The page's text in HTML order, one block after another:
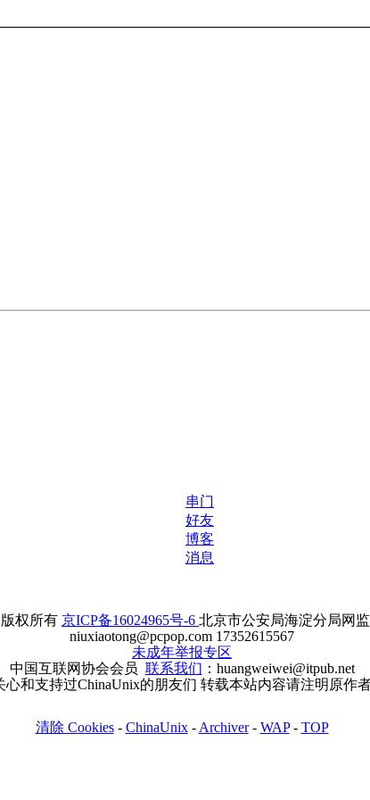
串门
好友
博客
消息
权所有 京ICP备16024965号-6 北京市公安局海淀分局网
niuxiaotong@pcpop.com 17352615567
未成年举报专区
中国互联网协会会员 联系我们 ：huangweiwei@itpub.net
心和支持过ChinaUnix的朋友们 转载本站内容请注明原作
清除 Cookies- ChinaUnix- Archiver- WAP- TOP